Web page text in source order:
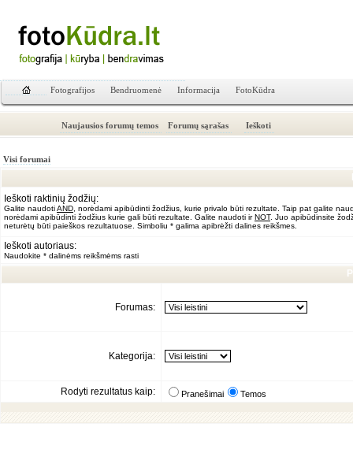
Fotografijos Bendruomenė Informacija FotoKūdra
Naujausios forumų temos Forumų sąrašas Ieškoti
Visi forumai
Ieškoti raktinių žodžių:
Galite naudotiAND , norėdami apibūdinti žodžius, kurie privalo būti rezultate. Taip pat galite
norėdami apibūdinti žodžius kurie gali būti rezultate. Galite naudoti irNOT. Juo apibūdinsite
neturėtų būti paieškos rezultatuose. Simboliu * galima apibrėžti dalines reikšmes.
Ieškoti autoriaus:
Naudokite * dalinėms reikšmėms rasti
Forumas:
Kategorija:
Rodyti rezultatus kaip: Pranešimai Temos